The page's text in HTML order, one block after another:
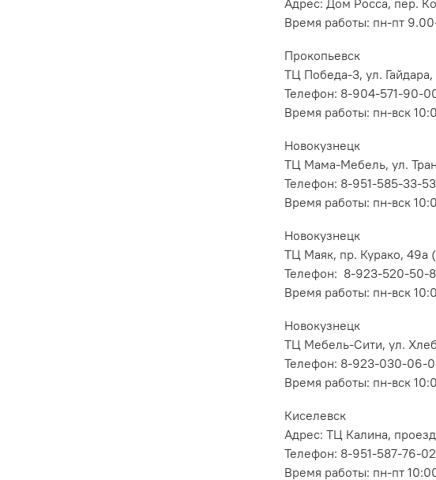
Адрес: Дом Росса, пер.
Время работы: пн-пт
Прокопьевск
ТЦ Победа-3, ул. Гайдара,
Телефон: 8-904-571-90-
Время работы: пн-вск
Новокузнецк
ТЦ Мама-Мебель, ул.
Телефон: 8-951-585-33-53
Время работы: пн-вск
Новокузнецк
ТЦ Маяк, пр. Курако, 49а
Телефон: 8-923-520-50-
Время работы: пн-вск
Новокузнецк
ТЦ Мебель-Сити, ул.
Телефон: 8-923-030-06-
Время работы: пн-вск
Киселевск
Адрес: ТЦ Калина,
Телефон: 8-951-587-76-02
Время работы: пн-пт